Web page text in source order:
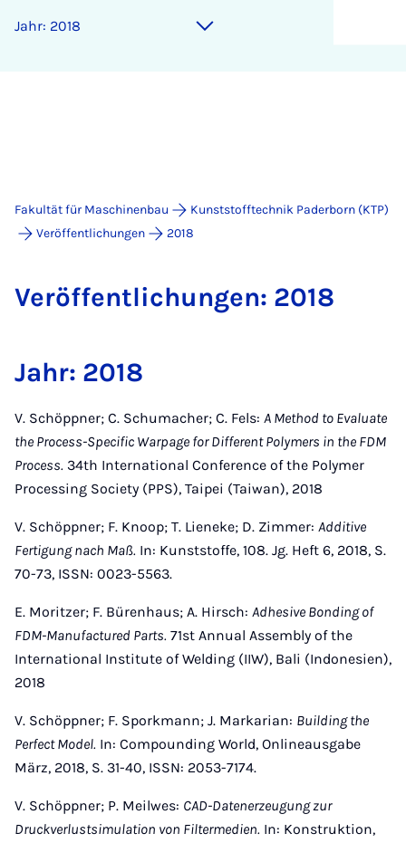
Jahr: 2018
Fakultät für Maschinenbau
Kunststofftechnik Paderborn (KTP)
Veröffentlichungen
2018
Ver­öf­fent­li­chun­gen: 2018
Jahr: 2018
V. Schöppner; C. Schumacher; C. Fels: A Method to Evaluate
the Process-Specific Warpage for Different Polymers in the FDM
Process. 34th International Conference of the Polymer
Processing Society (PPS), Taipei (Taiwan), 2018
V. Schöppner; F. Knoop; T. Lieneke; D. Zimmer: Additive
Fertigung nach Maß. In: Kunststoffe, 108. Jg. Heft 6, 2018, S.
70-73, ISSN: 0023-5563.
E. Moritzer; F. Bürenhaus; A. Hirsch: Adhesive Bonding of
FDM-Manufactured Parts. 71st Annual Assembly of the
International Institute of Welding (IIW), Bali (Indonesien),
2018
V. Schöppner; F. Sporkmann; J. Markarian: Building the
Perfect Model. In: Compounding World, Onlineausgabe
März, 2018, S. 31-40, ISSN: 2053-7174.
V. Schöppner; P. Meilwes: CAD-Datenerzeugung zur
Druckverlustsimulation von Filtermedien. In: Konstruktion,